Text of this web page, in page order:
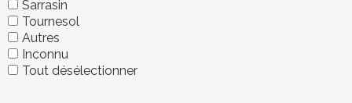
Sarrasin
Tournesol
Autres
Inconnu
Tout désélectionner